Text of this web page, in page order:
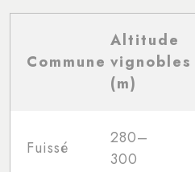
Commune
Altitude
vignobles
(m)
Fuissé
280–
300